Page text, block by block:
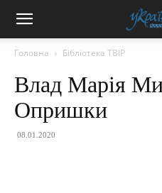
Головна Бібліотека ТВІР
Влад Марія
Опришки
08.01.2020